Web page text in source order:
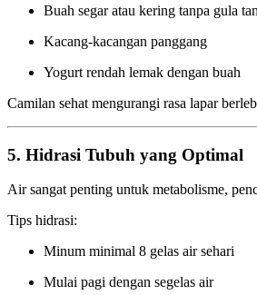
Buah segar atau kering tanpa gula
Kacang-kacangan panggang
Yogurt rendah lemak dengan buah
Camilan sehat mengurangi rasa lapar
5. Hidrasi Tubuh yang Optimal
Air sangat penting untuk metabolisme,
Tips hidrasi:
Minum minimal 8 gelas air sehari
Mulai pagi dengan segelas air